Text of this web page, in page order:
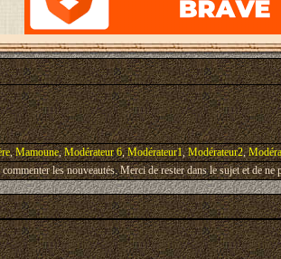
,Mamoune,Modérateur 6,Modérateur1,Modérateur2,
les nouveautés. Merci de rester dans le sujet et de ne